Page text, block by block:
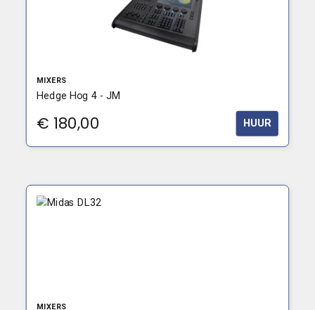
MIXERS
Hedge Hog 4 - JM
€ 180,00 HUUR
MIXERS